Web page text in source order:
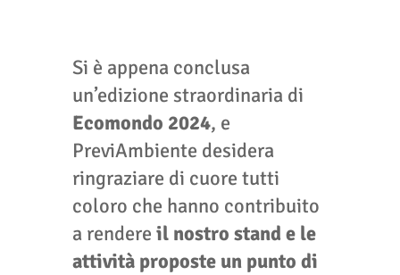
Si è appena conclusa
un’edizione straordinaria di
Ecomondo 2024, e
PreviAmbiente desidera
ringraziare di cuore tutti
coloro che hanno contribuito
a rendere il nostro stand e le
attività proposte un punto di